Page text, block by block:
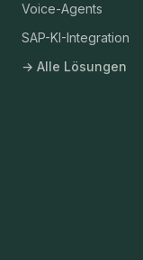
Voice-Agents
SAP-KI-Integration
→ Alle Lösungen